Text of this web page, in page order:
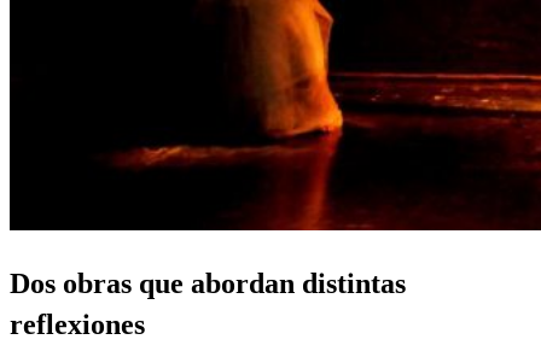
Dos obras que abordan distintas
reflexiones